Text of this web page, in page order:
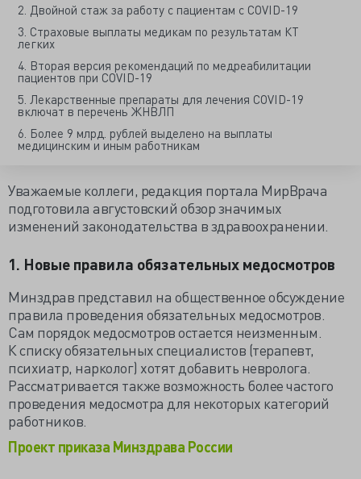
2. Двойной стаж за работу с пациентам с COVID-19
3. Страховые выплаты медикам по результатам КТ
легких
4. Вторая версия рекомендаций по медреабилитации
пациентов при COVID-19
5. Лекарственные препараты для лечения COVID-19
включат в перечень ЖНВЛП
6. Более 9 млрд. рублей выделено на выплаты
медицинским и иным работникам
Уважаемые коллеги, редакция портала МирВрача
подготовила августовский обзор значимых
изменений законодательства в здравоохранении.
1. Новые правила обязательных медосмотров
Минздрав представил на общественное обсуждение
правила проведения обязательных медосмотров.
Сам порядок медосмотров остается неизменным.
К списку обязательных специалистов (терапевт,
психиатр, нарколог) хотят добавить невролога.
Рассматривается также возможность более частого
проведения медосмотра для некоторых категорий
работников.
Проект приказа Минздрава России